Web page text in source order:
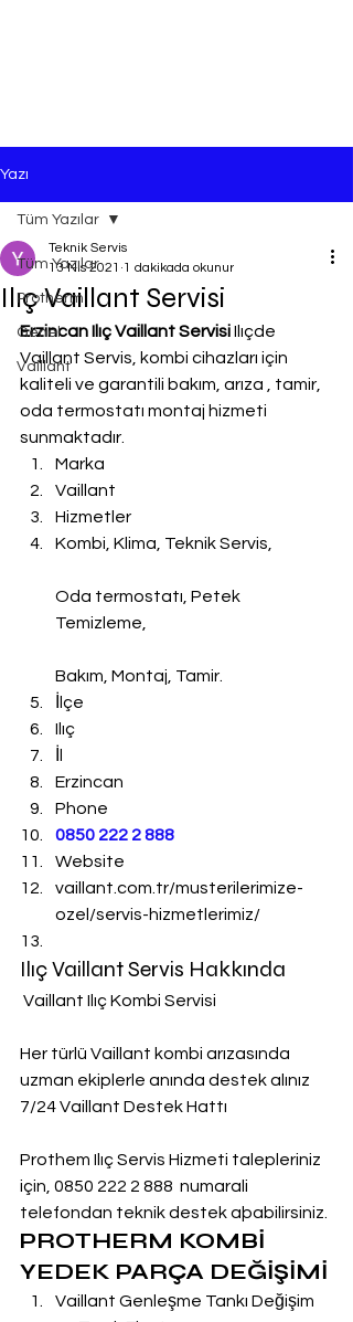
Yazı
Tüm Yazılar
Protherm
Genel
Vaillant
Tüm Yazılar
Ilıç Vaillant Servisi
Teknik Servis
13 Nis 2021 1 dakikada okunur
Erzincan Ilıç Vaillant Servisi Ilıçde
Vaillant Servis, kombi cihazları için
kaliteli ve garantili bakım, arıza , tamir,
oda termostatı montaj hizmeti
sunmaktadır.
Marka
Vaillant
Hizmetler
Kombi, Klima, Teknik Servis,
Oda termostatı, Petek
Temizleme,
Bakım, Montaj, Tamir.
İlçe
Ilıç
Erzincan
Phone
0850 222 2 888
Website
vaillant.com.tr/musterilerimize-
ozel/servis-hizmetlerimiz/
Ilıç Vaillant Servis Hakkında
Vaillant Ilıç Kombi Servisi
Her türlü Vaillant kombi arızasında
uzman ekiplerle anında destek alınız
7/24 Vaillant Destek Hattı
Prothem Ilıç Servis Hizmeti talepleriniz
için, 0850 222 2 888  numarali
telefondan teknik destek aþabilirsiniz.
PROTHERM KOMBİ
YEDEK PARÇA DEĞİŞİMİ
Vaillant Genleşme Tankı Değişim